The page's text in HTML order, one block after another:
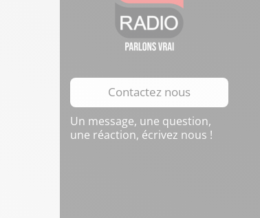
Contactez nous
Un message, une question,
une réaction, écrivez nous !